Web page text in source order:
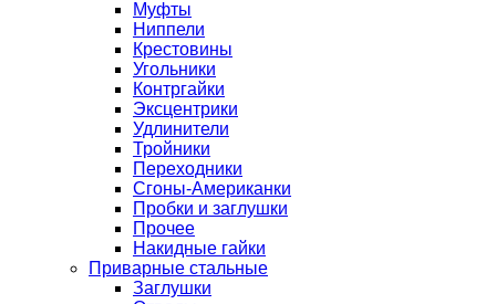
Муфты
Ниппели
Крестовины
Угольники
Контргайки
Эксцентрики
Удлинители
Тройники
Переходники
Сгоны-Американки
Пробки и заглушки
Прочее
Накидные гайки
Приварные стальные
Заглушки